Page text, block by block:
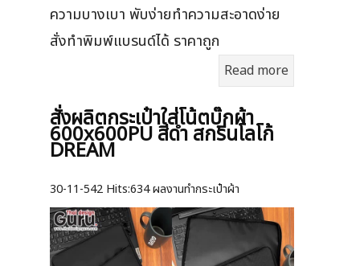
ความบางเบา พับง่ายทำความสะอาดง่าย
สั่งทำพิมพ์แบรนด์ได้ ราคาถูก
Read more
สั่งผลิตกระเป๋าใส่โน้ตบุ๊กผ้า
600x600PU สีดำ สกรีนโลโก้
DREAM
30-11-542 Hits:634 ผลงานทำกระเป๋าผ้า